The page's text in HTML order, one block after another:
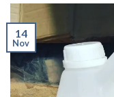
14
Nov